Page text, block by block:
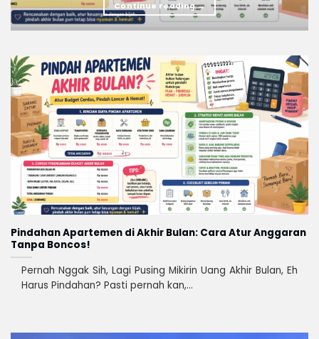
Continue reading→
Pindahan Apartemen di Akhir Bulan: Cara Atur Anggaran
Tanpa Boncos!
Pernah Nggak Sih, Lagi Pusing Mikirin Uang Akhir Bulan, Eh
Harus Pindahan? Pasti pernah kan,...